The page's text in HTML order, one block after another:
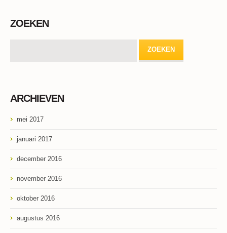
ZOEKEN
ARCHIEVEN
mei 2017
januari 2017
december 2016
november 2016
oktober 2016
augustus 2016